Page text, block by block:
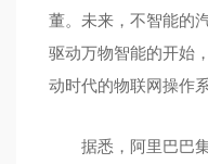
董。未来，不智能的
驱动万物智能的开始
动时代的物联网操作
据悉，阿里巴巴